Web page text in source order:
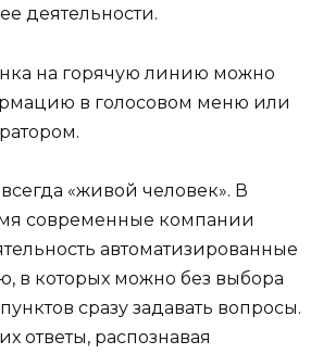
деятельности.
на горячую линию можно
в голосовом меню или
«живой человек». В
современные компании
автоматизированные
в которых можно без выбора
сразу задавать вопросы.
ответы, распознавая